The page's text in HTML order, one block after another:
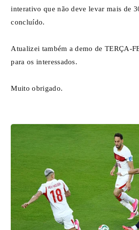
interativo que não deve levar mais de
concluído.
Atualizei também a demo de TERÇA-
para os interessados.
Muito obrigado.